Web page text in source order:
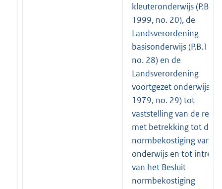
kleuteronderwijs (P.B.
1999, no. 20), de
Landsverordening
basisonderwijs
no. 28) en de
Landsverordening
voortgezet onderwijs
1979, no. 29) tot
vaststelling van de
met betrekking tot de
normbekostiging van
onderwijs en tot
van het Besluit
normbekostiging